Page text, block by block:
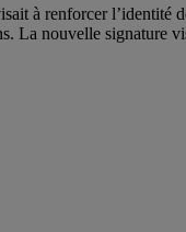
à renforcer l’identité
La nouvelle signature